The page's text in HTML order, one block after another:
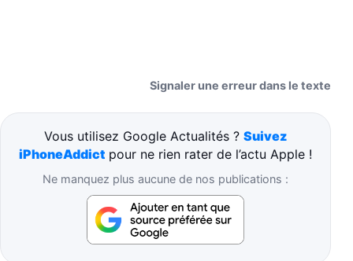
Signaler une erreur dans le texte
Vous utilisez Google Actualités ? Suivez
iPhoneAddict pour ne rien rater de l’actu Apple !
Ne manquez plus aucune de nos publications :